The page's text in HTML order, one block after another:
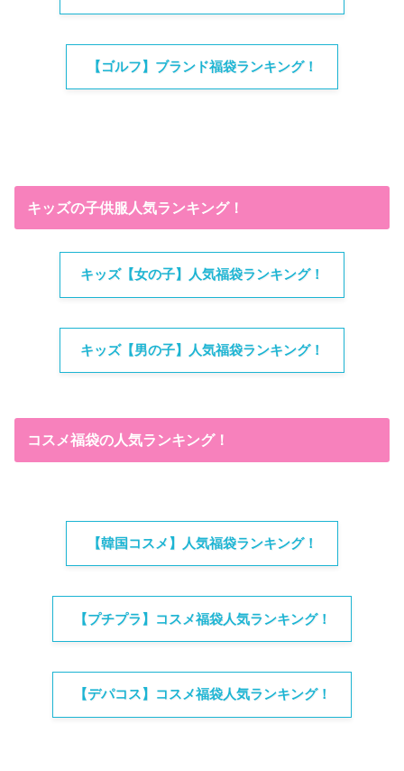
【ゴルフ】ブランド福袋ランキング！
キッズの子供服人気ランキング！
キッズ【女の子】人気福袋ランキング！
キッズ【男の子】人気福袋ランキング！
コスメ福袋の人気ランキング！
【韓国コスメ】人気福袋ランキング！
【プチプラ】コスメ福袋人気ランキング！
【デパコス】コスメ福袋人気ランキング！